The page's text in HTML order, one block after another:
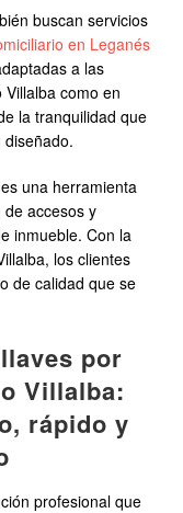
buscan servicios
en Leganés
a las
como en
la tranquilidad que
una herramienta
de accesos y
inmueble. Con la
los clientes
de calidad que se
por
Villalba:
rápido y
profesional que